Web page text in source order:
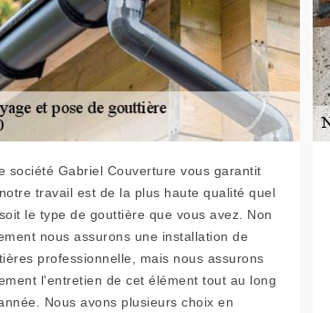
société Gabriel Couverture vous garantit
travail est de la plus haute qualité quel
le type de gouttière que vous avez. Non
nous assurons une installation de
professionnelle, mais nous assurons
l'entretien de cet élément tout au long
Nous avons plusieurs choix en